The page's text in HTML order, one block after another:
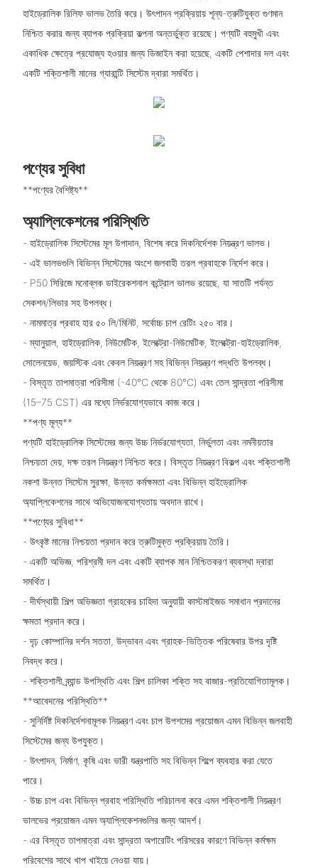
হাইড্রোলিক রিলিফ ভালভ তৈরি করে। উৎপাদন প্রক্রিয়ায় শূন্য-ত্রুটিযুক্ত গুণমান
নিশ্চিত করার জন্য ব্যাপক প্রক্রিয়া কল্পনা অন্তর্ভুক্ত রয়েছে। পণ্যটি বহুমুখী এবং
একাধিক ক্ষেত্রে প্রযোজ্য হওয়ার জন্য ডিজাইন করা হয়েছে, একটি পেশাদার দল এবং
একটি শক্তিশালী মানের গ্যারান্টি সিস্টেম দ্বারা সমর্থিত।
পণ্যের সুবিধা
**পণ্যের বৈশিষ্ট্য**
অ্যাপ্লিকেশনের পরিস্থিতি
- হাইড্রোলিক সিস্টেমের মূল উপাদান, বিশেষ করে দিকনির্দেশক নিয়ন্ত্রণ ভালভ।
- এই ভালভগুলি বিভিন্ন সিস্টেমের অংশে জলবাহী তরল প্রবাহকে নির্দেশ করে।
- P50 সিরিজে মনোব্লক ডাইরেকশনাল কন্ট্রোল ভালভ রয়েছে, যা সাতটি পর্যন্ত
সেকশন/লিভার সহ উপলব্ধ।
- নামমাত্র প্রবাহ হার ৫০ লি/মিনিট, সর্বোচ্চ চাপ রেটিং ২৫০ বার।
- ম্যানুয়াল, হাইড্রোলিক, নিউমেটিক, ইলেক্ট্রো-নিউমেটিক, ইলেক্ট্রো-হাইড্রোলিক,
সোলেনয়েড, জয়স্টিক এবং কেবল নিয়ন্ত্রণ সহ বিভিন্ন নিয়ন্ত্রণ পদ্ধতি উপলব্ধ।
- বিস্তৃত তাপমাত্রা পরিসীমা (-40°C থেকে 80°C) এবং তেল সান্দ্রতা পরিসীমা
(15–75 CST) এর মধ্যে নির্ভরযোগ্যভাবে কাজ করে।
**পণ্য মূল্য**
পণ্যটি হাইড্রোলিক সিস্টেমের জন্য উচ্চ নির্ভরযোগ্যতা, নির্ভুলতা এবং নমনীয়তার
নিশ্চয়তা দেয়, দক্ষ তরল নিয়ন্ত্রণ নিশ্চিত করে। বিস্তৃত নিয়ন্ত্রণ বিকল্প এবং শক্তিশালী
নকশা উন্নত সিস্টেম সুরক্ষা, উন্নত কর্মক্ষমতা এবং বিভিন্ন হাইড্রোলিক
অ্যাপ্লিকেশনের সাথে অভিযোজনযোগ্যতায় অবদান রাখে।
**পণ্যের সুবিধা**
- উৎকৃষ্ট মানের নিশ্চয়তা প্রদান করে ত্রুটিমুক্ত প্রক্রিয়ায় তৈরি।
- একটি অভিজ্ঞ, পরিশ্রমী দল এবং একটি ব্যাপক মান নিশ্চিতকরণ ব্যবস্থা দ্বারা
সমর্থিত।
- দীর্ঘস্থায়ী শিল্প অভিজ্ঞতা গ্রাহকের চাহিদা অনুযায়ী কাস্টমাইজড সমাধান প্রদানের
ক্ষমতা প্রদান করে।
- দৃঢ় কোম্পানির দর্শন সততা, উদ্ভাবন এবং গ্রাহক-ভিত্তিক পরিষেবার উপর দৃষ্টি
নিবদ্ধ করে।
- শক্তিশালী ব্র্যান্ড উপস্থিতি এবং শিল্প চালিকা শক্তি সহ বাজার-প্রতিযোগিতামূলক।
**আবেদনের পরিস্থিতি**
- সুনির্দিষ্ট দিকনির্দেশনামূলক নিয়ন্ত্রণ এবং চাপ উপশমের প্রয়োজন এমন বিভিন্ন জলবাহী
সিস্টেমের জন্য উপযুক্ত।
- উৎপাদন, নির্মাণ, কৃষি এবং ভারী যন্ত্রপাতি সহ বিভিন্ন শিল্পে ব্যবহার করা যেতে
পারে।
- উচ্চ চাপ এবং বিভিন্ন প্রবাহ পরিস্থিতি পরিচালনা করে এমন শক্তিশালী নিয়ন্ত্রণ
ভালভের প্রয়োজন এমন অ্যাপ্লিকেশনগুলির জন্য আদর্শ।
- এর বিস্তৃত তাপমাত্রা এবং সান্দ্রতা অপারেটিং পরিসরের কারণে বিভিন্ন কর্মক্ষম
পরিবেশের সাথে খাপ খাইয়ে নেওয়া যায়।